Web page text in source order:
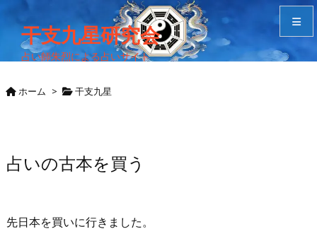
干支九星研究会
占い師朱烈による占いサイト
ホーム > 干支九星
占いの古本を買う
先日本を買いに行きました。